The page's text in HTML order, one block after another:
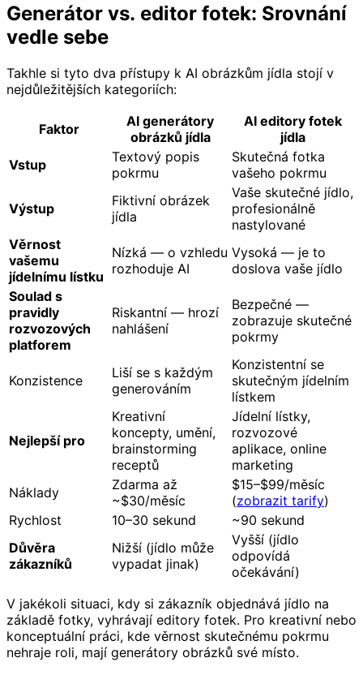
Generátor vs. editor fotek: Srovnání
vedle sebe
Takhle si tyto dva přístupy k AI obrázkům jídla stojí v
nejdůležitějších kategoriích:
Faktor
AI generátory
obrázků jídla
AI editory fotek
jídla
Vstup
Textový popis
pokrmu
Skutečná fotka
vašeho pokrmu
Výstup
Fiktivní obrázek
jídla
Vaše skutečné jídlo,
profesionálně
nastylované
Věrnost
vašemu
jídelnímu lístku
Nízká — o vzhledu
rozhoduje AI
Vysoká — je to
doslova vaše jídlo
Soulad s
pravidly
rozvozových
platforem
Riskantní — hrozí
nahlášení
Bezpečné —
zobrazuje skutečné
pokrmy
Konzistence
Liší se s každým
generováním
Konzistentní se
skutečným jídelním
lístkem
Nejlepší pro
Kreativní
koncepty, umění,
brainstorming
receptů
Jídelní lístky,
rozvozové
aplikace, online
marketing
Náklady
Zdarma až
~$30/měsíc
$15–$99/měsíc
(zobrazit tarify)
Rychlost
10–30 sekund
~90 sekund
Důvěra
zákazníků
Nižší (jídlo může
vypadat jinak)
Vyšší (jídlo
odpovídá
očekávání)
V jakékoli situaci, kdy si zákazník objednává jídlo na
základě fotky, vyhrávají editory fotek. Pro kreativní nebo
konceptuální práci, kde věrnost skutečnému pokrmu
nehraje roli, mají generátory obrázků své místo.